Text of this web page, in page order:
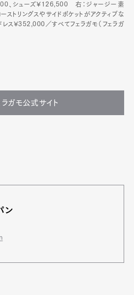
、シューズ¥126,500 右：ジャージー素
ストリングスやサイドポケットがアクティブな
レス¥352,000／すべてフェラガモ（フェラガ
ラガモ公式サイト
ン